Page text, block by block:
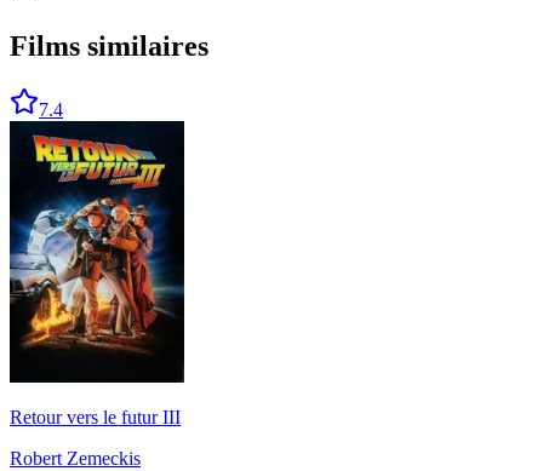
Films similaires
7.4
Retour vers le futur III
Robert Zemeckis